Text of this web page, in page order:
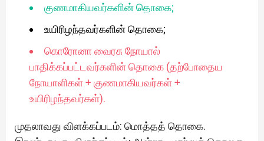
குணமாகியவர்களின் தொகை;
உயிரிழந்தவர்களின் தொகை;
கொரோனா வைரசு நோயால்
பாதிக்கப்பட்டவர்களின் தொகை (தற்போதைய
நோயாளிகள் + குணமாகியவர்கள் +
உயிரிழந்தவர்கள்).
முதலாவது விளக்கப்படம்: மொத்தத் தொகை.